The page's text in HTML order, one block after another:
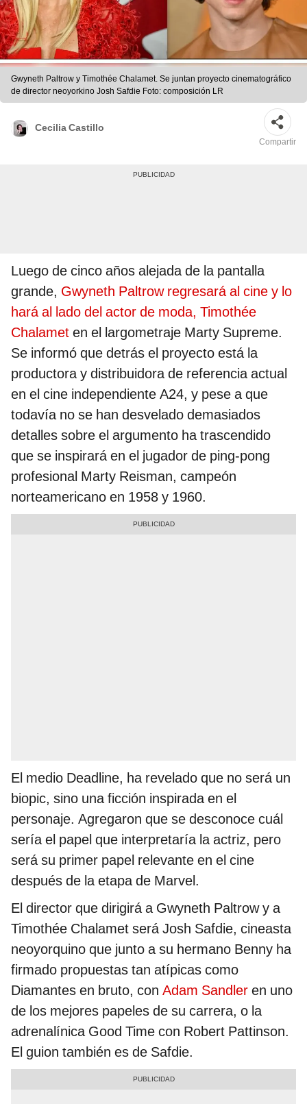
Gwyneth Paltrow y Timothée Chalamet. Se juntan proyecto cinematográfico
de director neoyorkino Josh Safdie Foto: composición LR
Cecilia Castillo
Compartir
Luego de cinco años alejada de la pantalla
grande, Gwyneth Paltrow regresará al cine y lo
hará al lado del actor de moda, Timothée
Chalamet en el largometraje Marty Supreme.
Se informó que detrás el proyecto está la
productora y distribuidora de referencia actual
en el cine independiente A24, y pese a que
todavía no se han desvelado demasiados
detalles sobre el argumento ha trascendido
que se inspirará en el jugador de ping-pong
profesional Marty Reisman, campeón
norteamericano en 1958 y 1960.
El medio Deadline, ha revelado que no será un
biopic, sino una ficción inspirada en el
personaje. Agregaron que se desconoce cuál
sería el papel que interpretaría la actriz, pero
será su primer papel relevante en el cine
después de la etapa de Marvel.
El director que dirigirá a Gwyneth Paltrow y a
Timothée Chalamet será Josh Safdie, cineasta
neoyorquino que junto a su hermano Benny ha
firmado propuestas tan atípicas como
Diamantes en bruto, con Adam Sandler en uno
de los mejores papeles de su carrera, o la
adrenalínica Good Time con Robert Pattinson.
El guion también es de Safdie.